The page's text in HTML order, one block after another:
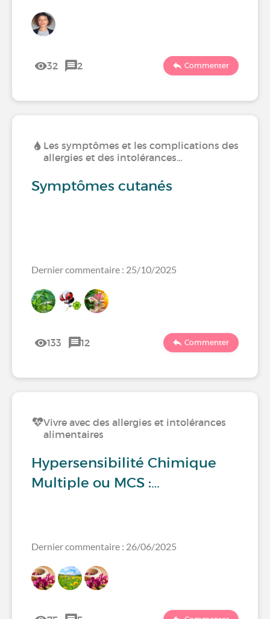
32 2 Commenter
Les symptômes et les complications des
allergies et des intolérances…
Symptômes cutanés
Dernier commentaire : 25/10/2025
133 12 Commenter
Vivre avec des allergies et intolérances
alimentaires
Hypersensibilité Chimique
Multiple ou MCS :…
Dernier commentaire : 26/06/2025